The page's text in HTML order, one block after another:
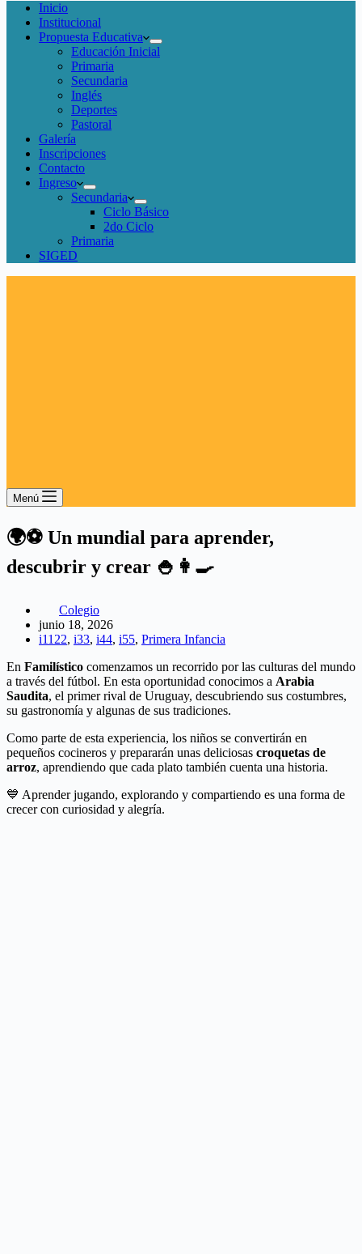
Inicio
Institucional
Propuesta Educativa
Educación Inicial
Primaria
Secundaria
Inglés
Deportes
Pastoral
Galería
Inscripciones
Contacto
Ingreso
Secundaria
Ciclo Básico
2do Ciclo
Primaria
SIGED
Menú
🌍⚽ Un mundial para aprender,
descubrir y crear 🍚👩‍🍳
Colegio
junio 18, 2026
i1122, i33, i44, i55, Primera Infancia
En Familístico comenzamos un recorrido por las culturas del mundo
a través del fútbol. En esta oportunidad conocimos a Arabia
Saudita, el primer rival de Uruguay, descubriendo sus costumbres,
su gastronomía y algunas de sus tradiciones.
Como parte de esta experiencia, los niños se convertirán en
pequeños cocineros y prepararán unas deliciosas croquetas de
arroz, aprendiendo que cada plato también cuenta una historia.
💙 Aprender jugando, explorando y compartiendo es una forma de
crecer con curiosidad y alegría.